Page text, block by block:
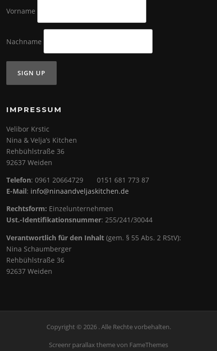
Vorname
Nachname
IMPRESSUM
Velibor Krstic
Nina & Velja’s Kitchen
Rehbühlstraße 36
92637 Weiden
Telefon: 0961 20664729 0151 681 773 87
E-Mail: info@ninaandveljaskitchen.de
Rechtsform: Einzelunternehmen
Ust.-Identifikationsnummer: 255/241/30044
Verantwortlich für den Inhalt (gem. § 55 Abs. 2 RStV):
Nina Schaumberger
Rehbühlstraße 36
92637 Weiden
Copyright © 2026 . Alle Rechte vorbehalten.
Screenr parallax themevon FameThemes